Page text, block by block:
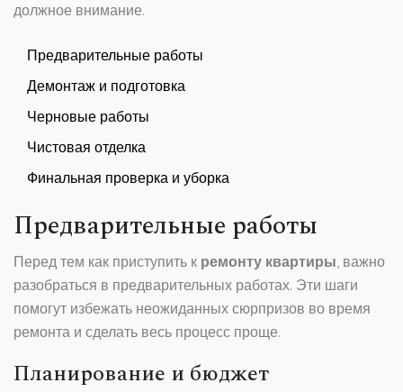
должное внимание.
Предварительные работы
Демонтаж и подготовка
Черновые работы
Чистовая отделка
Финальная проверка и уборка
Предварительные работы
Перед тем как приступить к ремонту квартиры, важно
разобраться в предварительных работах. Эти шаги
помогут избежать неожиданных сюрпризов во время
ремонта и сделать весь процесс проще.
Планирование и бюджет